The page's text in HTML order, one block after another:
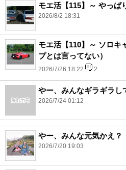
モエ活【115】～ やっぱ
2026/8/2 18:31
モエ活【110】～ ソロキ
プとは言ってない）
2026/7/26 18:22 2
やー、みんなギラギラし
2026/7/24 01:12
やー、みんな元気かえ？
2026/7/20 19:03